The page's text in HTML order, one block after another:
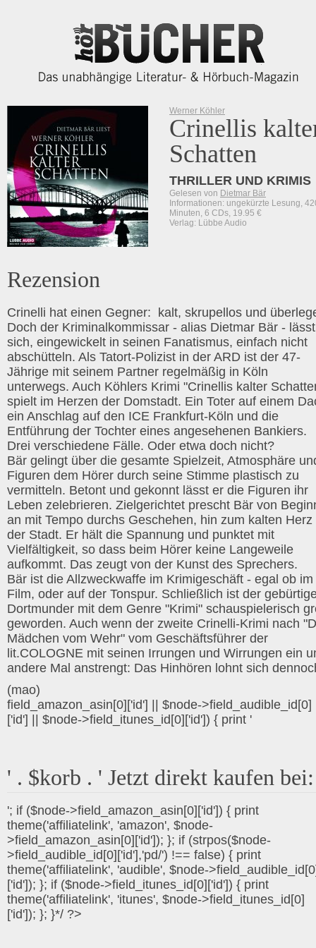
Werner Köhler
Crinellis
Schatten
THRILLER UND KRIMIS
Gelesen von Dietmar Bär
Informationen: ungekürzte Lesung,
Minuten, 6 CDs, 19.95 €
Verlag: Lübbe Audio
Rezension
Crinelli hat einen Gegner: kalt, skrupellos und
Doch der Kriminalkommissar - alias Dietmar Bär - lässt
sich, eingewickelt in seinen Fanatismus, einfach nicht
abschütteln. Als Tatort-Polizist in der ARD ist der 47-
Jährige mit seinem Partner regelmäßig in Köln
unterwegs. Auch Köhlers Krimi "Crinellis kalter
spielt im Herzen der Domstadt. Ein Toter auf einem
ein Anschlag auf den ICE Frankfurt-Köln und die
Entführung der Tochter eines angesehenen Bankiers.
Drei verschiedene Fälle. Oder etwa doch nicht?
Bär gelingt über die gesamte Spielzeit, Atmosphäre
Figuren dem Hörer durch seine Stimme plastisch zu
vermitteln. Betont und gekonnt lässt er die Figuren ihr
Leben zelebrieren. Zielgerichtet prescht Bär von
an mit Tempo durchs Geschehen, hin zum kalten Herz
der Stadt. Er hält die Spannung und punktet mit
Vielfältigkeit, so dass beim Hörer keine Langeweile
aufkommt. Das zeugt von der Kunst des Sprechers.
Bär ist die Allzweckwaffe im Krimigeschäft - egal ob im
Film, oder auf der Tonspur. Schließlich ist der
Dortmunder mit dem Genre "Krimi" schauspielerisch
geworden. Auch wenn der zweite Crinelli-Krimi nach
Mädchen vom Wehr" vom Geschäftsführer der
lit.COLOGNE mit seinen Irrungen und Wirrungen ein
andere Mal anstrengt: Das Hinhören lohnt sich
(mao)
field_amazon_asin[0]['id'] || $node->field_audible_id[0]
['id'] || $node->field_itunes_id[0]['id']) { print '
' . $korb . ' Jetzt direkt kaufen bei:
'; if ($node->field_amazon_asin[0]['id']) { print
theme('affiliatelink', 'amazon', $node-
>field_amazon_asin[0]['id']); }; if (strpos($node-
>field_audible_id[0]['id'],'pd/') !== false) { print
theme('affiliatelink', 'audible', $node-
['id']); }; if ($node->field_itunes_id[0]['id']) { print
theme('affiliatelink', 'itunes', $node->field_itunes_id[0]
['id']); }; }*/ ?>